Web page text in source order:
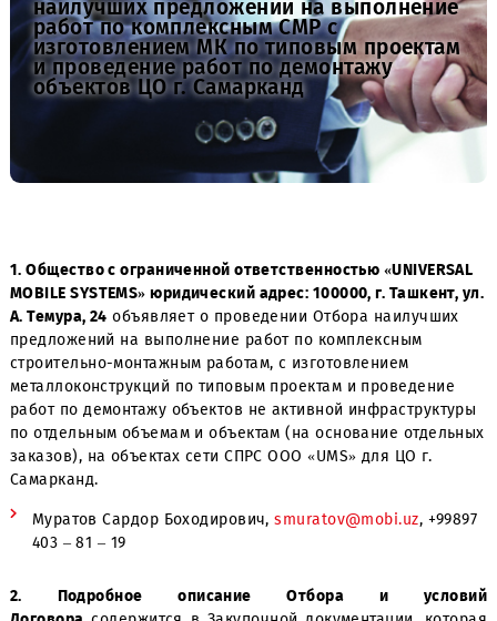
Уведомление о проведении Отбора
наилучших предложений на
работ по комплексным СМР с
изготовлением МК по типовым
и проведение работ по демонтажу
объектов ЦО г. Самарканд
1. Общество с ограниченной ответственностью
MOBILE SYSTEMS» юридический адрес: 100000, г.
А. Темура, 24объявляет о проведении Отбора
предложений на выполнение работ по комплексным
строительно-монтажным работам, с изготовлением
металлоконструкций по типовым проектам и
работ по демонтажу объектов не активной
по отдельным объемам и объектам (на основание
заказов), на объектах сети СПРС ООО «UMS» для ЦО г.
Муратов Сардор Боходирович, smuratov@mobi.uz,